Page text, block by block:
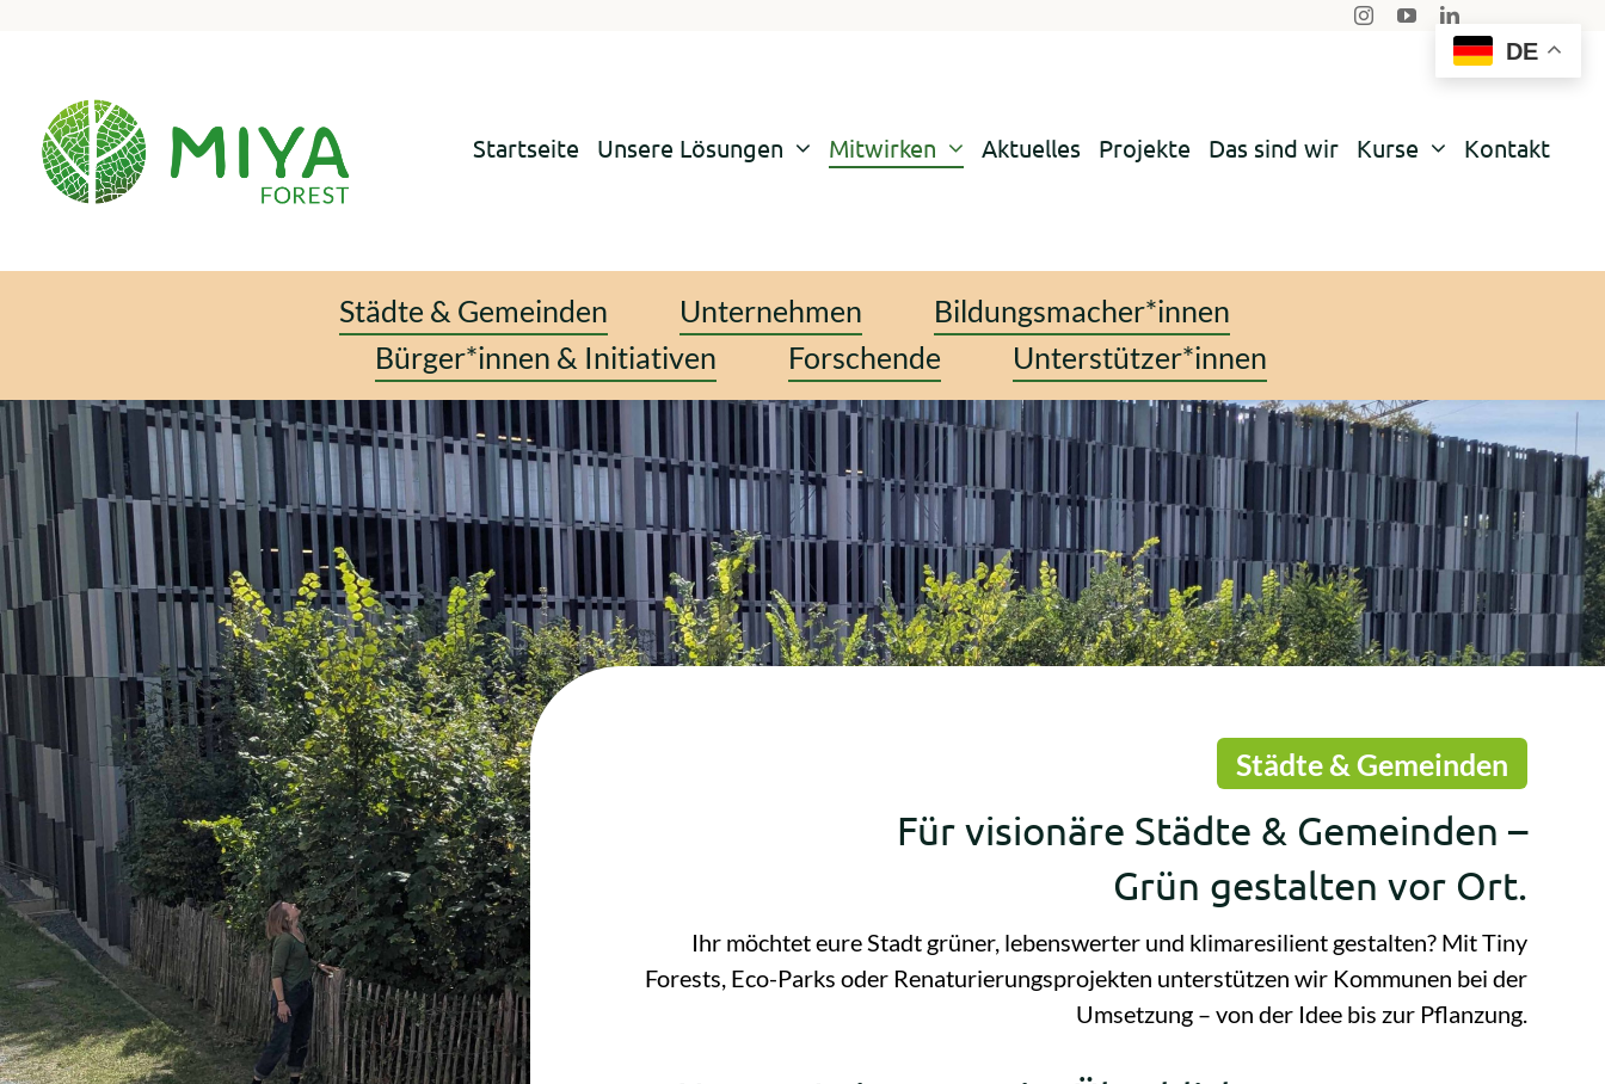
Startseite Unsere Lösungen Mitwirken Aktuelles Projekte Das sind wir Kurse Kontakt
Städte & Gemeinden Unternehmen
Bildungsmacher*innen
Bürger*innen & Initiativen
Forschende Unterstützer*innen
Städte & Gemeinden
Für visionäre Städte & Gemeinden –
Grün gestalten vor Ort.
Ihr möchtet eure Stadt grüner, lebenswerter und klimaresilient gestalten? Mit Tiny
Forests, Eco-Parks oder Renaturierungsprojekten unterstützen wir Kommunen bei der
Umsetzung – von der Idee bis zur Pflanzung.
DE